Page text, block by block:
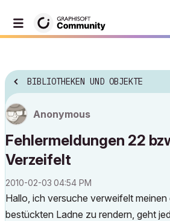
BIBLIOTHEKEN UND OBJEKTE
Anonymous
Fehlermeldungen 22
Verzeifelt
‎2010-02-03 04:54 PM
Hallo, ich versuche verweifelt
bestückten Ladne zu rendern, geht